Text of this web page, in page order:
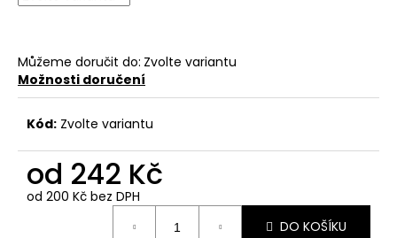
Můžeme doručit do: Zvolte variantu
Možnosti doručení
Kód: Zvolte variantu
od 242 Kč
od 200 Kč bez DPH
DO KOŠÍKU
D
o
o
r
u
č
u